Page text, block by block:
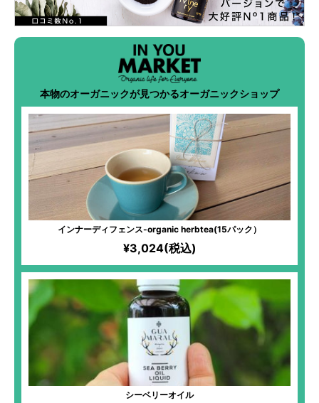
本物のオーガニックが見つかるオーガニックショップ
インナーディフェンス-organic herbtea(15パック）
¥3,024(税込)
シーベリーオイル